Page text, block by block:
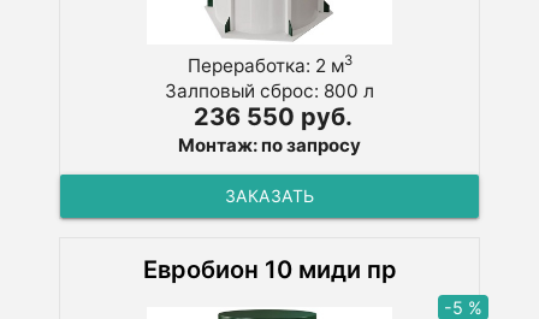
Переработка: 2 м3
Залповый сброс: 800 л
236 550 руб.
Монтаж: по запросу
ЗАКАЗАТЬ
Евробион 10 миди пр
-5 %